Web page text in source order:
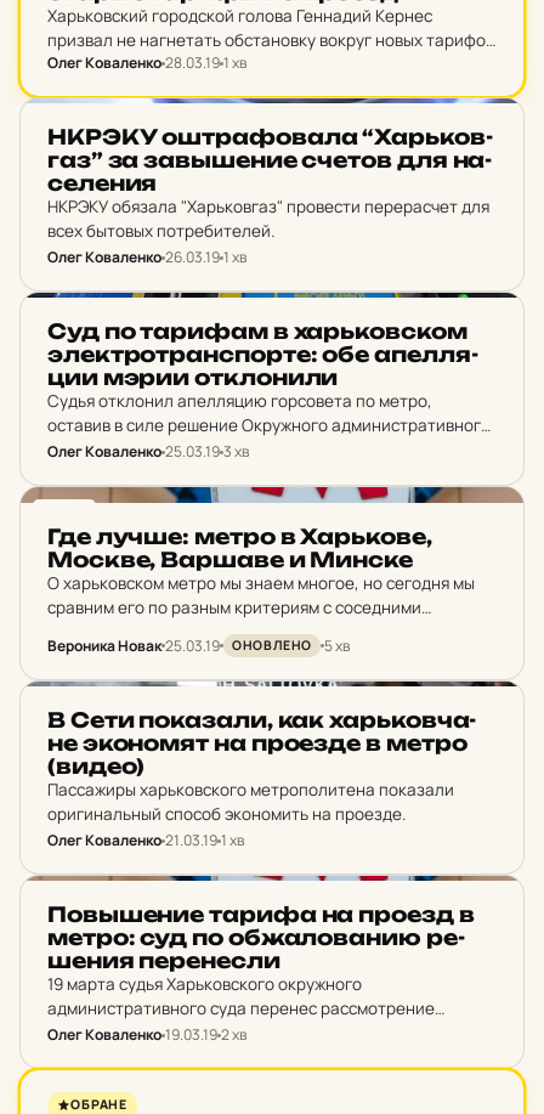
Харьковский городской голова Геннадий Кернес
призвал не нагнетать обстановку вокруг новых тарифов
на проезд в метро, троллейбусах и трамваях, которые
Олег Коваленко28.03.191 хв
НКРЭКУ ош­тра­фо­ва­ла “Харь­ков­
газ” за зав­ыше­ние счетов для на­
се­ле­ния
НКРЭКУ обязала "Харьковгаз" провести перерасчет для
всех бытовых потребителей.
Олег Коваленко26.03.191 хв
Суд по та­ри­фам в харь­ков­ском
элек­трот­ран­спор­те: обе апел­ля­
ции мэрии от­кло­ни­ли
Судья отклонил апелляцию горсовета по метро,
оставив в силе решение Окружного административного
суда о приостановлении решения Харьковского
проезда.
Олег Коваленко25.03.193 хв
Где лучше: метро в Харь­ко­ве,
Москве, Вар­ша­ве и Минске
О харьковском метро мы знаем многое, но сегодня мы
сравним его по разным критериям с соседними
странами (Беларусь, Россия, Польша).
Вероника Новак25.03.19 ОНОВЛЕНО 5 хв
В Сети по­ка­за­ли, как харь­ков­ча­
не эко­но­мят на про­ез­де в метро
(видео)
Пассажиры харьковского метрополитена показали
оригинальный способ экономить на проезде.
Олег Коваленко21.03.191 хв
Пов­ыше­ние тарифа на проезд в
метро: суд по об­жа­ло­ва­нию ре­
ше­ния пе­ре­нес­ли
19 марта судья Харьковского окружного
административного суда перенес рассмотрение
обжалования повышения тарифа на проезд в
Олег Коваленко19.03.192 хв
НОВИНИ ХАРКОВА
ОБРАНЕ